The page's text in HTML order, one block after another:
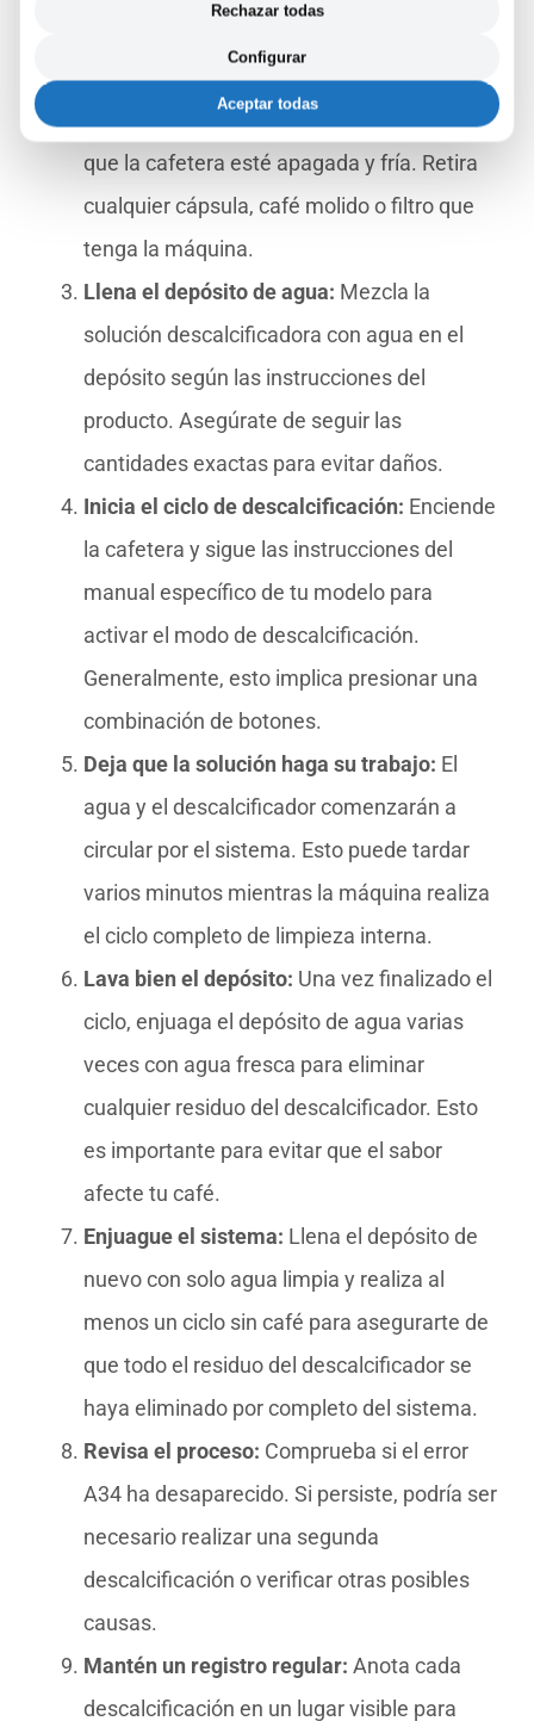
tiempo.
Prepárate para empezar:
que la cafetera esté apagada y fría. Retira
cualquier cápsula, café molido o filtro que
tenga la máquina.
Llena el depósito de agua: Mezcla la
solución descalcificadora con agua en el
depósito según las instrucciones del
producto. Asegúrate de seguir las
cantidades exactas para evitar daños.
Inicia el ciclo de descalcificación: Enciende
la cafetera y sigue las instrucciones del
manual específico de tu modelo para
activar el modo de descalcificación.
Generalmente, esto implica presionar una
combinación de botones.
Deja que la solución haga su trabajo: El
agua y el descalcificador comenzarán a
circular por el sistema. Esto puede tardar
varios minutos mientras la máquina realiza
el ciclo completo de limpieza interna.
Lava bien el depósito: Una vez finalizado el
ciclo, enjuaga el depósito de agua varias
veces con agua fresca para eliminar
cualquier residuo del descalcificador. Esto
es importante para evitar que el sabor
afecte tu café.
Enjuague el sistema: Llena el depósito de
nuevo con solo agua limpia y realiza al
menos un ciclo sin café para asegurarte de
que todo el residuo del descalcificador se
haya eliminado por completo del sistema.
Revisa el proceso: Comprueba si el error
A34 ha desaparecido. Si persiste, podría ser
necesario realizar una segunda
descalcificación o verificar otras posibles
causas.
Mantén un registro regular: Anota cada
descalcificación en un lugar visible para
Rechazar todas
Configurar
Aceptar todas